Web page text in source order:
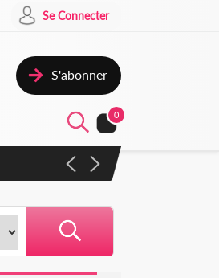
Se Connecter
S'abonner
0